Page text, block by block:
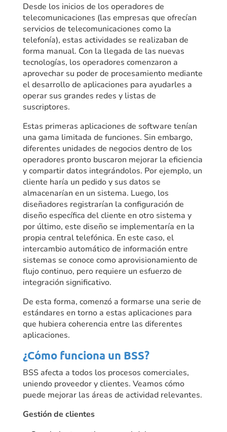
Desde los inicios de los operadores de
telecomunicaciones (las empresas que ofrecían
servicios de telecomunicaciones como la
telefonía), estas actividades se realizaban de
forma manual. Con la llegada de las nuevas
tecnologías, los operadores comenzaron a
aprovechar su poder de procesamiento mediante
el desarrollo de aplicaciones para ayudarles a
operar sus grandes redes y listas de
suscriptores.
Estas primeras aplicaciones de software tenían
una gama limitada de funciones. Sin embargo,
diferentes unidades de negocios dentro de los
operadores pronto buscaron mejorar la eficiencia
y compartir datos integrándolos. Por ejemplo, un
cliente haría un pedido y sus datos se
almacenarían en un sistema. Luego, los
diseñadores registrarían la configuración de
diseño específica del cliente en otro sistema y
por último, este diseño se implementaría en la
propia central telefónica. En este caso, el
intercambio automático de información entre
sistemas se conoce como aprovisionamiento de
flujo continuo, pero requiere un esfuerzo de
integración significativo.
De esta forma, comenzó a formarse una serie de
estándares en torno a estas aplicaciones para
que hubiera coherencia entre las diferentes
aplicaciones.
¿Cómo funciona un BSS?
BSS afecta a todos los procesos comerciales,
uniendo proveedor y clientes. Veamos cómo
puede mejorar las áreas de actividad relevantes.
Gestión de clientes